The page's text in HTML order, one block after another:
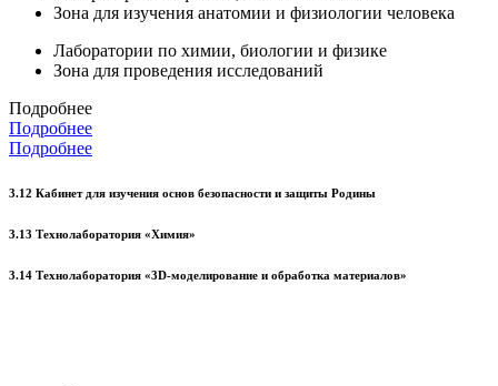
Зона для изучения анатомии и физиологии человека
Лаборатории по химии, биологии и физике
Зона для проведения исследований
Подробнее
Подробнее
Подробнее
3.12 Кабинет для изучения основ безопасности и защиты Родины
3.13 Технолаборатория «Химия»
3.14 Технолаборатория «3D-моделирование и обработка материалов»